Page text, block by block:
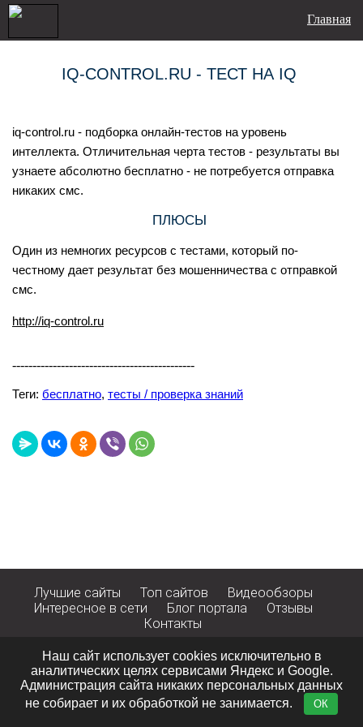
Главная
IQ-CONTROL.RU - ТЕСТ НА IQ
iq-control.ru - подборка онлайн-тестов на уровень
интеллекта. Отличительная черта тестов - результаты вы
узнаете абсолютно бесплатно - не потребуется отправка
никаких смс.
ПЛЮСЫ
Один из немногих ресурсов с тестами, который по-
честному дает результат без мошенничества с отправкой
смс.
http://iq-control.ru
---------------------------------------------
Теги: бесплатно, тесты / проверка знаний
Лучшие сайты Топ сайтов
Видеообзоры
Интересное в сети
Блог портала
Отзывы
Контакты
© 2011 - 2026· big-big.ru ·
Наш сайт использует cookies исключительно в
аналитических целях сервисами Яндекс и Google.
Администрация сайта никаких персональных данных
не собирает и их обработкой не занимается.
ОК